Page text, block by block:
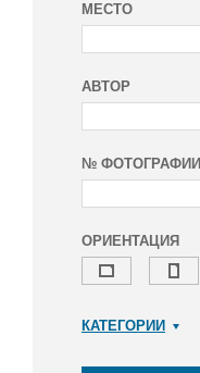
МЕСТО
АВТОР
№ ФОТОГРАФИИ
ОРИЕНТАЦИЯ
КАТЕГОРИИ